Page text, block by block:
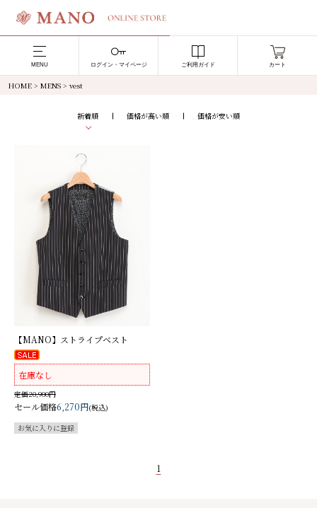
MENU ログイン・マイページ ご利用ガイド カート
HOME > MENS > vest
価格が安い順
価格が高い順
新着順
【MANO】ストライプベスト
在庫なし
定価20,900円
セール価格6,270円(税込)
1